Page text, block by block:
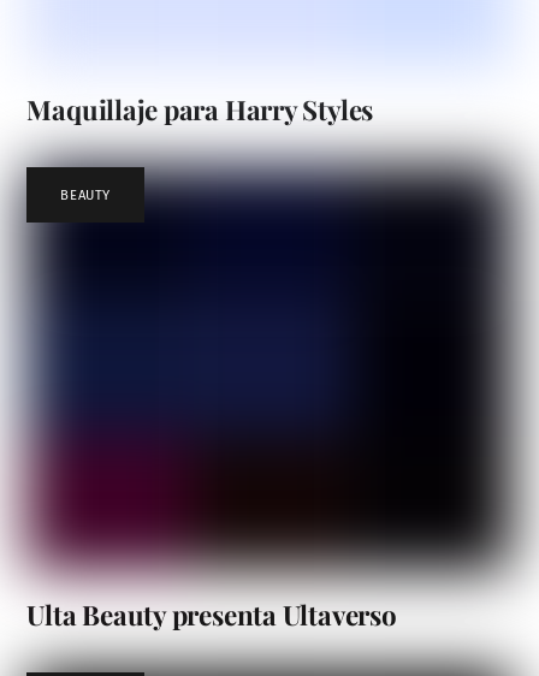
Maquillaje para Harry Styles
BEAUTY
Ulta Beauty presenta Ultaverso